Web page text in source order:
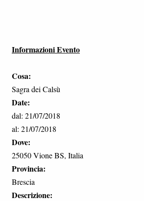
Informazioni Evento
Cosa:
Sagra dei Calsù
Date:
dal: 21/07/2018
al: 21/07/2018
Dove:
25050 Vione BS, Italia
Provincia:
Brescia
Descrizione: